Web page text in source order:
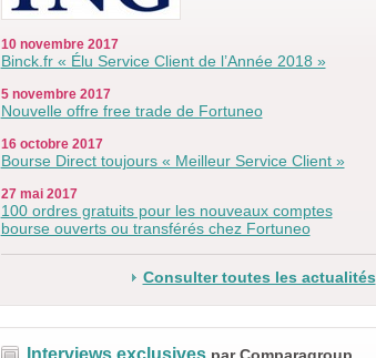
10 novembre 2017
Binck.fr « Élu Service Client de l’Année 2018 »
5 novembre 2017
Nouvelle offre free trade de Fortuneo
16 octobre 2017
Bourse Direct toujours « Meilleur Service Client »
27 mai 2017
100 ordres gratuits pour les nouveaux comptes
bourse ouverts ou transférés chez Fortuneo
Consulter toutes les actualités
Interviews exclusives